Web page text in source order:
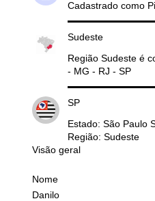
Cadastrado como
Sudeste
Região Sudeste é
- MG - RJ - SP
SP
Estado: São Paulo
Região: Sudeste
Visão geral
Nome
Danilo